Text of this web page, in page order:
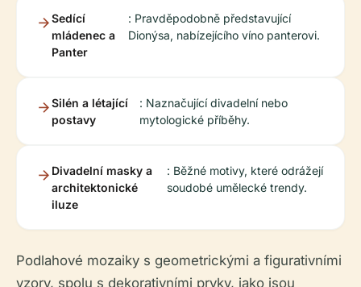
Sedící
mládenec a
Panter
: Pravděpodobně představující
Dionýsa, nabízejícího víno panterovi.
Silén a létající
postavy
: Naznačující divadelní nebo
mytologické příběhy.
Divadelní masky a
architektonické
iluze
: Běžné motivy, které odrážejí
soudobé umělecké trendy.
Podlahové mozaiky s geometrickými a figurativními
vzory, spolu s dekorativními prvky, jako jsou